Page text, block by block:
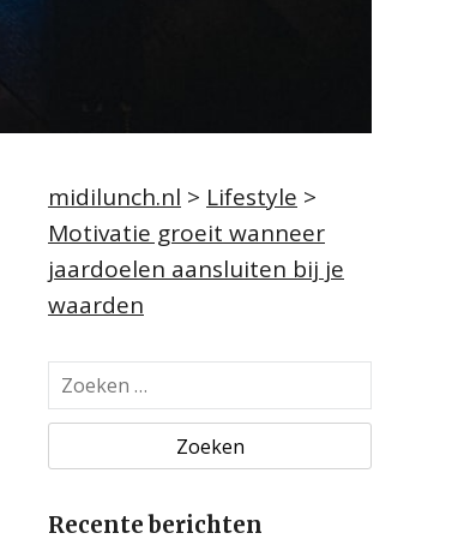
midilunch.nl > Lifestyle >
Motivatie groeit wanneer
jaardoelen aansluiten bij je
waarden
o
k
n
Recente berichten